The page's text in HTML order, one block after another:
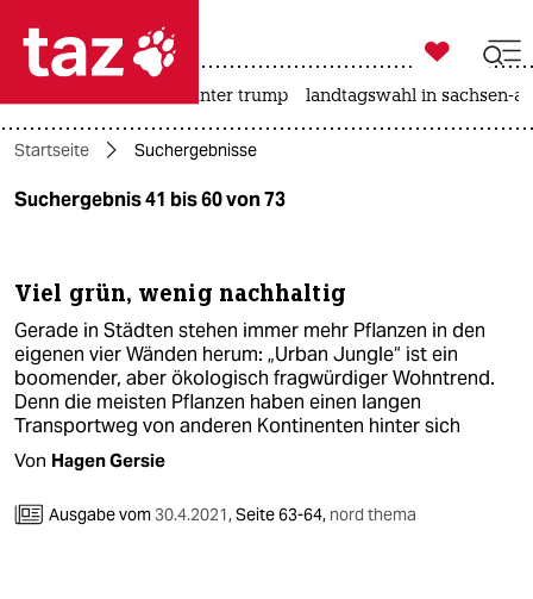
 taz zahl ich
taz zahl ich
themen
öko
gesellschaft
kultur

taz zahl ich
usa unter trump landtagswahl in sachsen-
Startseite Suchergebnisse
Suchergebnis 41 bis 60 von 73
Viel grün, wenig nachhaltig
Gerade in Städten stehen immer mehr Pflanzen in den
eigenen vier Wänden herum: „Urban Jungle“ ist ein
boomender, aber ökologisch fragwürdiger Wohntrend.
Denn die meisten Pflanzen haben einen langen
Transportweg von anderen Kontinenten hinter sich
Von Hagen Gersie
Ausgabe vom30.4.2021,Seite 63-64, nord thema